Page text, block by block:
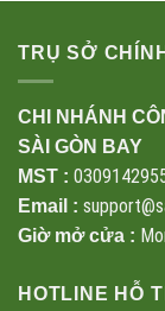
TRỤ SỞ CHÍNH
CHI NHÁNH
SÀI GÒN BAY
MST :
Email :
Giờ mở cửa :
HOTLINE HỖ